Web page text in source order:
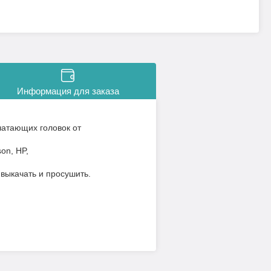
Информация для заказа
головок от
HP,
и просушить.